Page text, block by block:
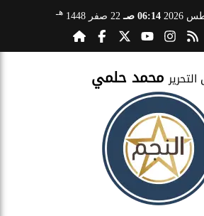
06:14 صـ 22 صفر 1448 هـ
محمد حلمي